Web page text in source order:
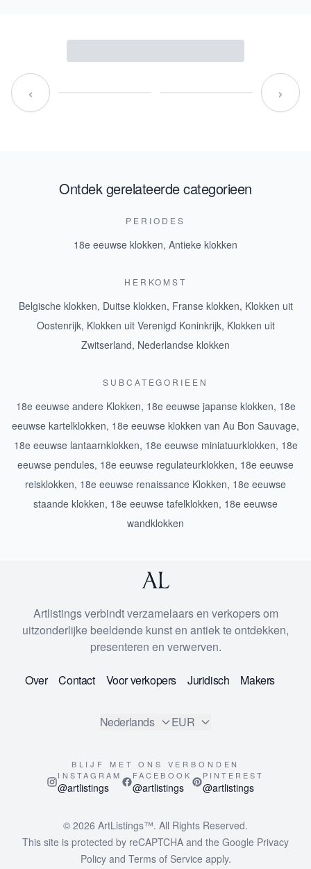
‹ ›
Ontdek gerelateerde categorieen
PERIODES
18e eeuwse klokken, Antieke klokken
HERKOMST
Belgische klokken, Duitse klokken, Franse klokken, Klokken uit
Oostenrijk, Klokken uit Verenigd Koninkrijk, Klokken uit
Zwitserland, Nederlandse klokken
SUBCATEGORIEEN
18e eeuwse andere Klokken, 18e eeuwse japanse klokken, 18e
eeuwse kartelklokken, 18e eeuwse klokken van Au Bon Sauvage,
18e eeuwse lantaarnklokken, 18e eeuwse miniatuurklokken, 18e
eeuwse pendules, 18e eeuwse regulateurklokken, 18e eeuwse
reisklokken, 18e eeuwse renaissance Klokken, 18e eeuwse
staande klokken, 18e eeuwse tafelklokken, 18e eeuwse
wandklokken
Artlistings verbindt verzamelaars en verkopers om
uitzonderlijke beeldende kunst en antiek te ontdekken,
presenteren en verwerven.
Over Contact Voor verkopers Juridisch Makers
Nederlands EUR
BLIJF MET ONS VERBONDEN
INSTAGRAM
@artlistings
FACEBOOK
@artlistings
PINTEREST
@artlistings
© 2026 ArtListings™. All Rights Reserved.
This site is protected by reCAPTCHA and the Google Privacy
Policyand Terms of Service apply.